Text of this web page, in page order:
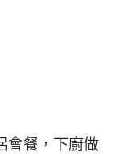
會餐，下廚做